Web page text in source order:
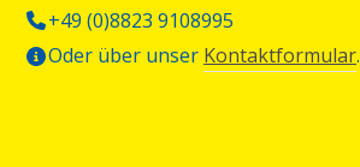
+49 (0)8823 9108995
Oder über unser Kontaktformular.